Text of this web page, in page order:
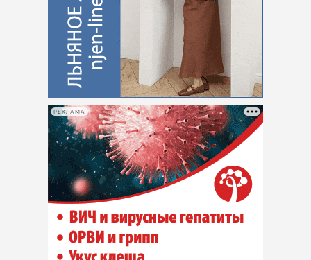
РЕКЛАМА